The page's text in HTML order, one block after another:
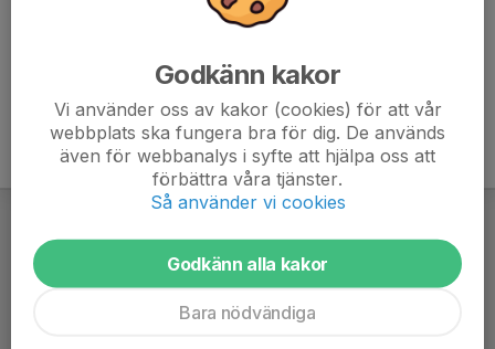
Godkänn kakor
Vi använder oss av kakor (cookies) för att vår
webbplats ska fungera bra för dig. De används
även för webbanalys i syfte att hjälpa oss att
förbättra våra tjänster.
Så använder vi cookies
Godkänn alla kakor
Bara nödvändiga